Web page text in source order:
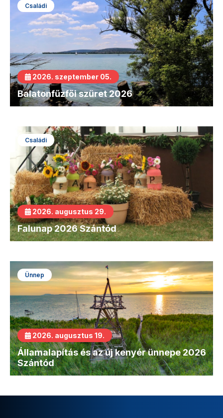
Családi
2026. szeptember 05.
Balatonfűzfői szüret 2026
Családi
2026. augusztus 29.
Falunap 2026 Szántód
Ünnep
2026. augusztus 19.
Államalapítás és az új kenyér ünnepe 2026
Szántód